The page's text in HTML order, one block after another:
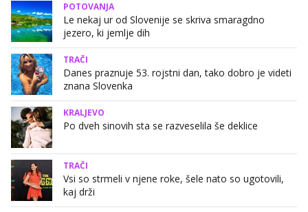
POTOVANJA
Le nekaj ur od Slovenije se skriva smaragdno
jezero, ki jemlje dih
TRAČI
Danes praznuje 53. rojstni dan, tako dobro je videti
znana Slovenka
KRALJEVO
Po dveh sinovih sta se razveselila še deklice
TRAČI
Vsi so strmeli v njene roke, šele nato so ugotovili,
kaj drži